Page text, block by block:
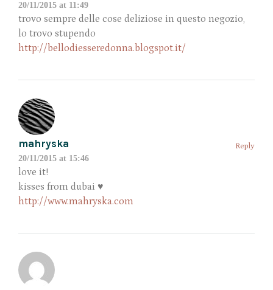
20/11/2015 at 11:49
trovo sempre delle cose deliziose in questo negozio,
lo trovo stupendo
http://bellodiesseredonna.blogspot.it/
mahryska
20/11/2015 at 15:46
Reply
love it!
kisses from dubai ♥
http://www.mahryska.com